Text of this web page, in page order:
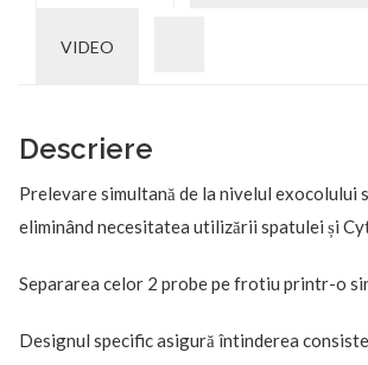
VIDEO
Descriere
Prelevare simultană de la nivelul exocolului
eliminând necesitatea utilizării spatulei și
Separarea celor 2 probe pe frotiu printr-o
Designul specific asigură întinderea